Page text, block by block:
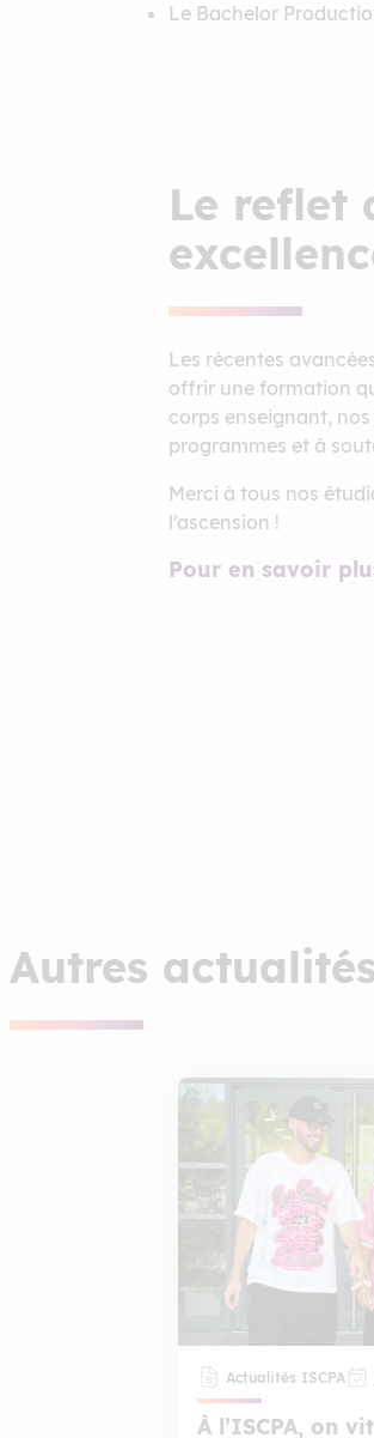
Le Bachelor
Le reflet
Les récentes
offrir une formation
corps enseignant,
programmes et à
Merci à tous nos
l’ascension !
Pour en savoir
Autres
Actualités ISCPA
À l’ISCPA, on